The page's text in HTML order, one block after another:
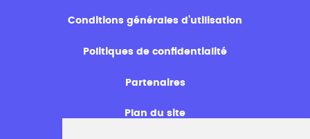
Conditions générales d’utilisation
Politiques de confidentialité
Partenaires
Plan du site